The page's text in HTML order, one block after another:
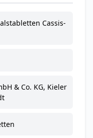
Cassis-
& Co. KG, Kieler